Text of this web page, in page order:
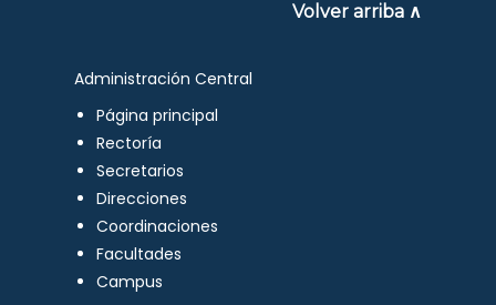
Volver arriba ∧
Administración Central
Página principal
Rectoría
Secretarios
Direcciones
Coordinaciones
Facultades
Campus